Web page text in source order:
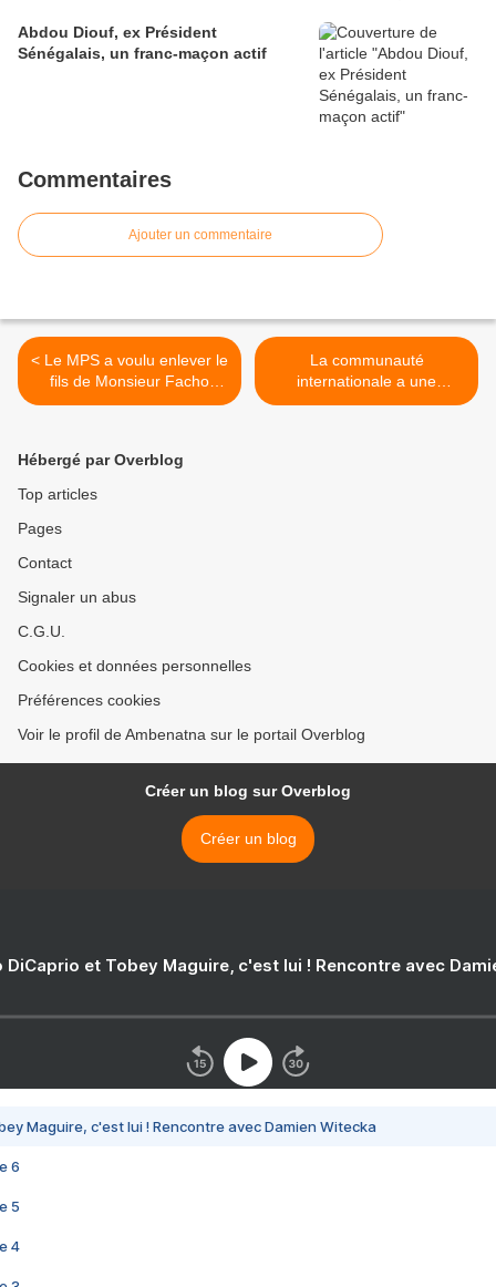
Abdou Diouf, ex Président
Sénégalais, un franc-maçon actif
Commentaires
Ajouter un commentaire
< Le MPS a voulu enlever le
fils de Monsieur Facho
Balam, opposant exilé en
La communauté
internationale a une
position asymétrique selon
Hébergé par Overblog
Top articles
Pages
Contact
Signaler un abus
C.G.U.
Cookies et données personnelles
Préférences cookies
Voir le profil de Ambenatna sur le portail Overblog
Créer un blog sur Overblog
Créer un blog
DiCaprio et Tobey Maguire, c'est lui ! Rencontre avec
Maguire, c'est lui ! Rencontre avec Damien Witecka
6
5
4